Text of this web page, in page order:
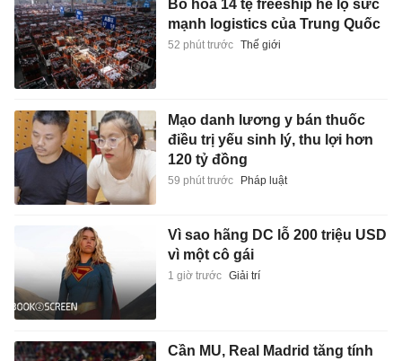
Bó hoa 14 tệ freeship hé lộ sức
mạnh logistics của Trung Quốc
52 phút trước Thế giới
Mạo danh lương y bán thuốc
điều trị yếu sinh lý, thu lợi hơn
120 tỷ đồng
59 phút trước Pháp luật
Vì sao hãng DC lỗ 200 triệu USD
vì một cô gái
1 giờ trước Giải trí
Cần MU, Real Madrid tăng tính